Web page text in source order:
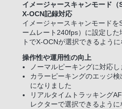
イメージャースキャンモード
X-OCN記録対応
イメージャースキャンモードを
ームレート240fps）に設定した
トでX-OCNが選択できるよう
操作性や運用性の向上
ノーマルピーキングに対応し
カラーピーキングのエッジ
になりました
リアルタイムトラッキング
レクターで選択できるように